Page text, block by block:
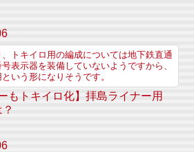
トキイロ用の編成については地下鉄直通
表示器を装備していないようですから、
いう形になりそうです。
もトキイロ化】拝島ライナー用